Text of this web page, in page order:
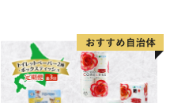
ー 消耗品 備蓄 送料無料 北海
道 倶知安町 日用品